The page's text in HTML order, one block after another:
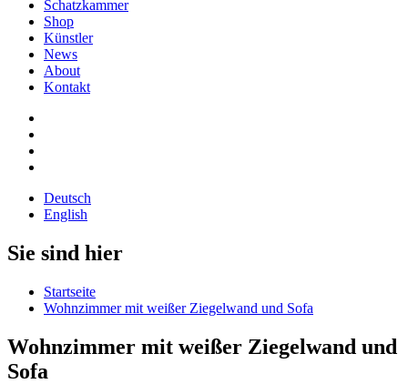
Schatzkammer
Shop
Künstler
News
About
Kontakt
Deutsch
English
Sie sind hier
Startseite
Wohnzimmer mit weißer Ziegelwand und Sofa
Wohnzimmer mit weißer Ziegelwand und
Sofa